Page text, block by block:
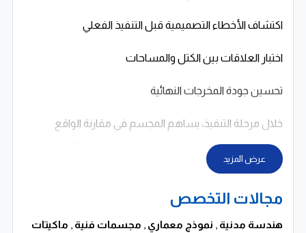
اكتشاف الأخطاء التصميمية قبل التنفيذ الفعلي
اختبار العلاقات بين الكتل والمساحات
تحسين جودة المخرجات النهائية
خلال مرحلة التنفيذ، يساهم المجسم في مقارنة الواقع
بالتصميم المعتمد، مما يدعم دقة التنفيذ ويقلل التعديلات
المكلفة.
خدماتنا في 3D Life Company
???? تنفيذ ماكيت معماري احترافي
عرض المزيد
مجالات التخصص
هندسة مدنية , نموذج معماري , مجسمات فنية , ماكيتات